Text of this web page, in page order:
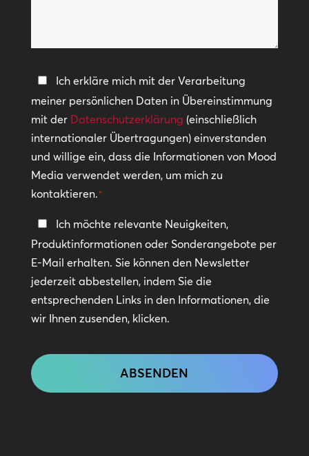
helfen?
Datenschutzerklärung
*
Ich erkläre mich mit der Verarbeitung
meiner persönlichen Daten in Übereinstimmung
mit der Datenschutzerklärung (einschließlich
internationaler Übertragungen) einverstanden
und willige ein, dass die Informationen von Mood
Media verwendet werden, um mich zu
kontaktieren.*
In
Kontakt
bleiben
Ich möchte relevante Neuigkeiten,
Produktinformationen oder Sonderangebote per
E-Mail erhalten. Sie können den Newsletter
jederzeit abbestellen, indem Sie die
entsprechenden Links in den Informationen, die
wir Ihnen zusenden, klicken.